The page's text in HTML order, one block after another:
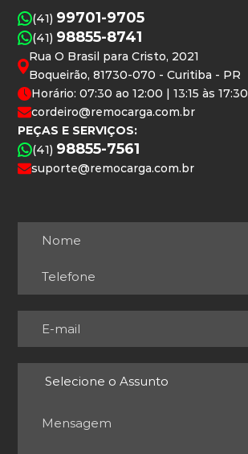
(41) 99701-9705
(41) 98855-8741
Rua O Brasil para Cristo, 2021
Boqueirão, 81730-070 - Curitiba - PR
Horário: 07:30 ao 12:00 | 13:15 às 17:30
cordeiro@remocarga.com.br
PEÇAS E SERVIÇOS:
(41) 98855-7561
suporte@remocarga.com.br